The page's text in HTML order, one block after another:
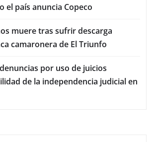
el país anuncia Copeco
muere tras sufrir descarga
camaronera de El Triunfo
por uso de juicios
de la independencia judicial en